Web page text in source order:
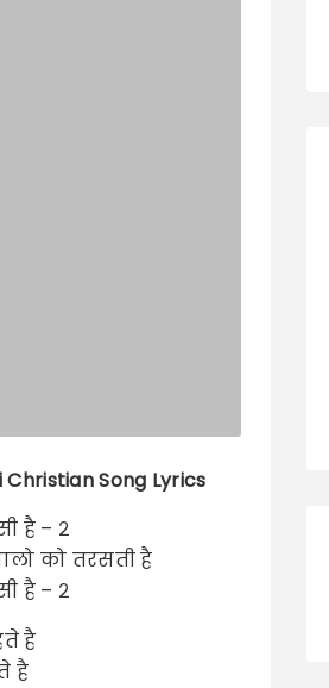
Song Lyrics
है – २
को तरसती है
है – २
है
है